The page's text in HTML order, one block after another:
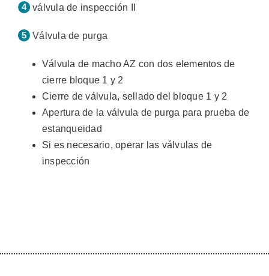
válvula de inspección II
Válvula de purga
Válvula de macho AZ con dos elementos de
cierre bloque 1 y 2
Cierre de válvula, sellado del bloque 1 y 2
Apertura de la válvula de purga para prueba de
estanqueidad
Si es necesario, operar las válvulas de
inspección